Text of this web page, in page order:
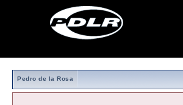
Pedro de la Rosa